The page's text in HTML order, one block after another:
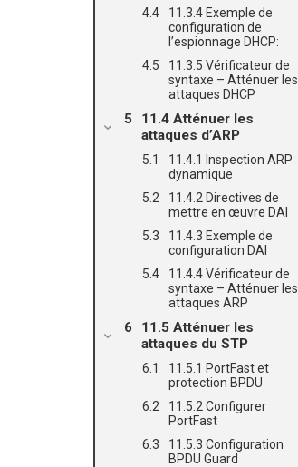
11.3.4 Exemple de
configuration de
l’espionnage DHCP:
11.3.5 Vérificateur de
syntaxe – Atténuer les
attaques DHCP
11.4 Atténuer les
attaques d’ARP
11.4.1 Inspection ARP
dynamique
11.4.2 Directives de
mettre en œuvre DAI
11.4.3 Exemple de
configuration DAI
11.4.4 Vérificateur de
syntaxe – Atténuer les
attaques ARP
11.5 Atténuer les
attaques du STP
11.5.1 PortFast et
protection BPDU
11.5.2 Configurer
PortFast
11.5.3 Configuration
BPDU Guard